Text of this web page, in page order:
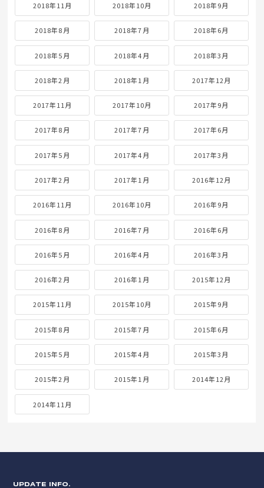
2018年11月 2018年10月 2018年9月
2018年8月 2018年7月 2018年6月
2018年5月 2018年4月 2018年3月
2018年2月 2018年1月 2017年12月
2017年11月 2017年10月 2017年9月
2017年8月 2017年7月 2017年6月
2017年5月 2017年4月 2017年3月
2017年2月 2017年1月 2016年12月
2016年11月 2016年10月 2016年9月
2016年8月 2016年7月 2016年6月
2016年5月 2016年4月 2016年3月
2016年2月 2016年1月 2015年12月
2015年11月 2015年10月 2015年9月
2015年8月 2015年7月 2015年6月
2015年5月 2015年4月 2015年3月
2015年2月 2015年1月 2014年12月
2014年11月
UPDATE INFO.